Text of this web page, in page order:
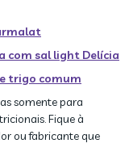
com sal light Delícia
trigo comum
somente para
Fique à
ou fabricante que